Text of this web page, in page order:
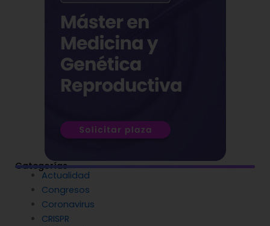
Categorías
Actualidad
Congresos
Coronavirus
CRISPR